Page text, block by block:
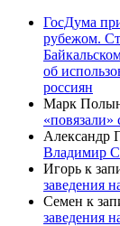
ГосДума
рубежом.
об
россиян
Марк
Александр
Владимир
Игорь к
заведения
Семен к
заведения